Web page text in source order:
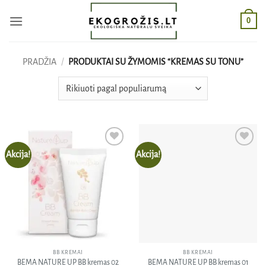
0
PRADŽIA / PRODUKTAI SU ŽYMOMIS “KREMAS SU TONU”
Akcija!
į norų
BB KREMAI
BEMA NATURE UP BB kremas 02
Akcija!
BB KREMAI
BEMA NATURE UP BB kremas 01